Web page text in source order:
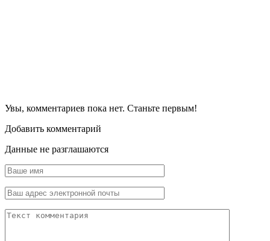
Увы, комментариев пока нет. Станьте первым!
Добавить комментарий
Данные не разглашаются